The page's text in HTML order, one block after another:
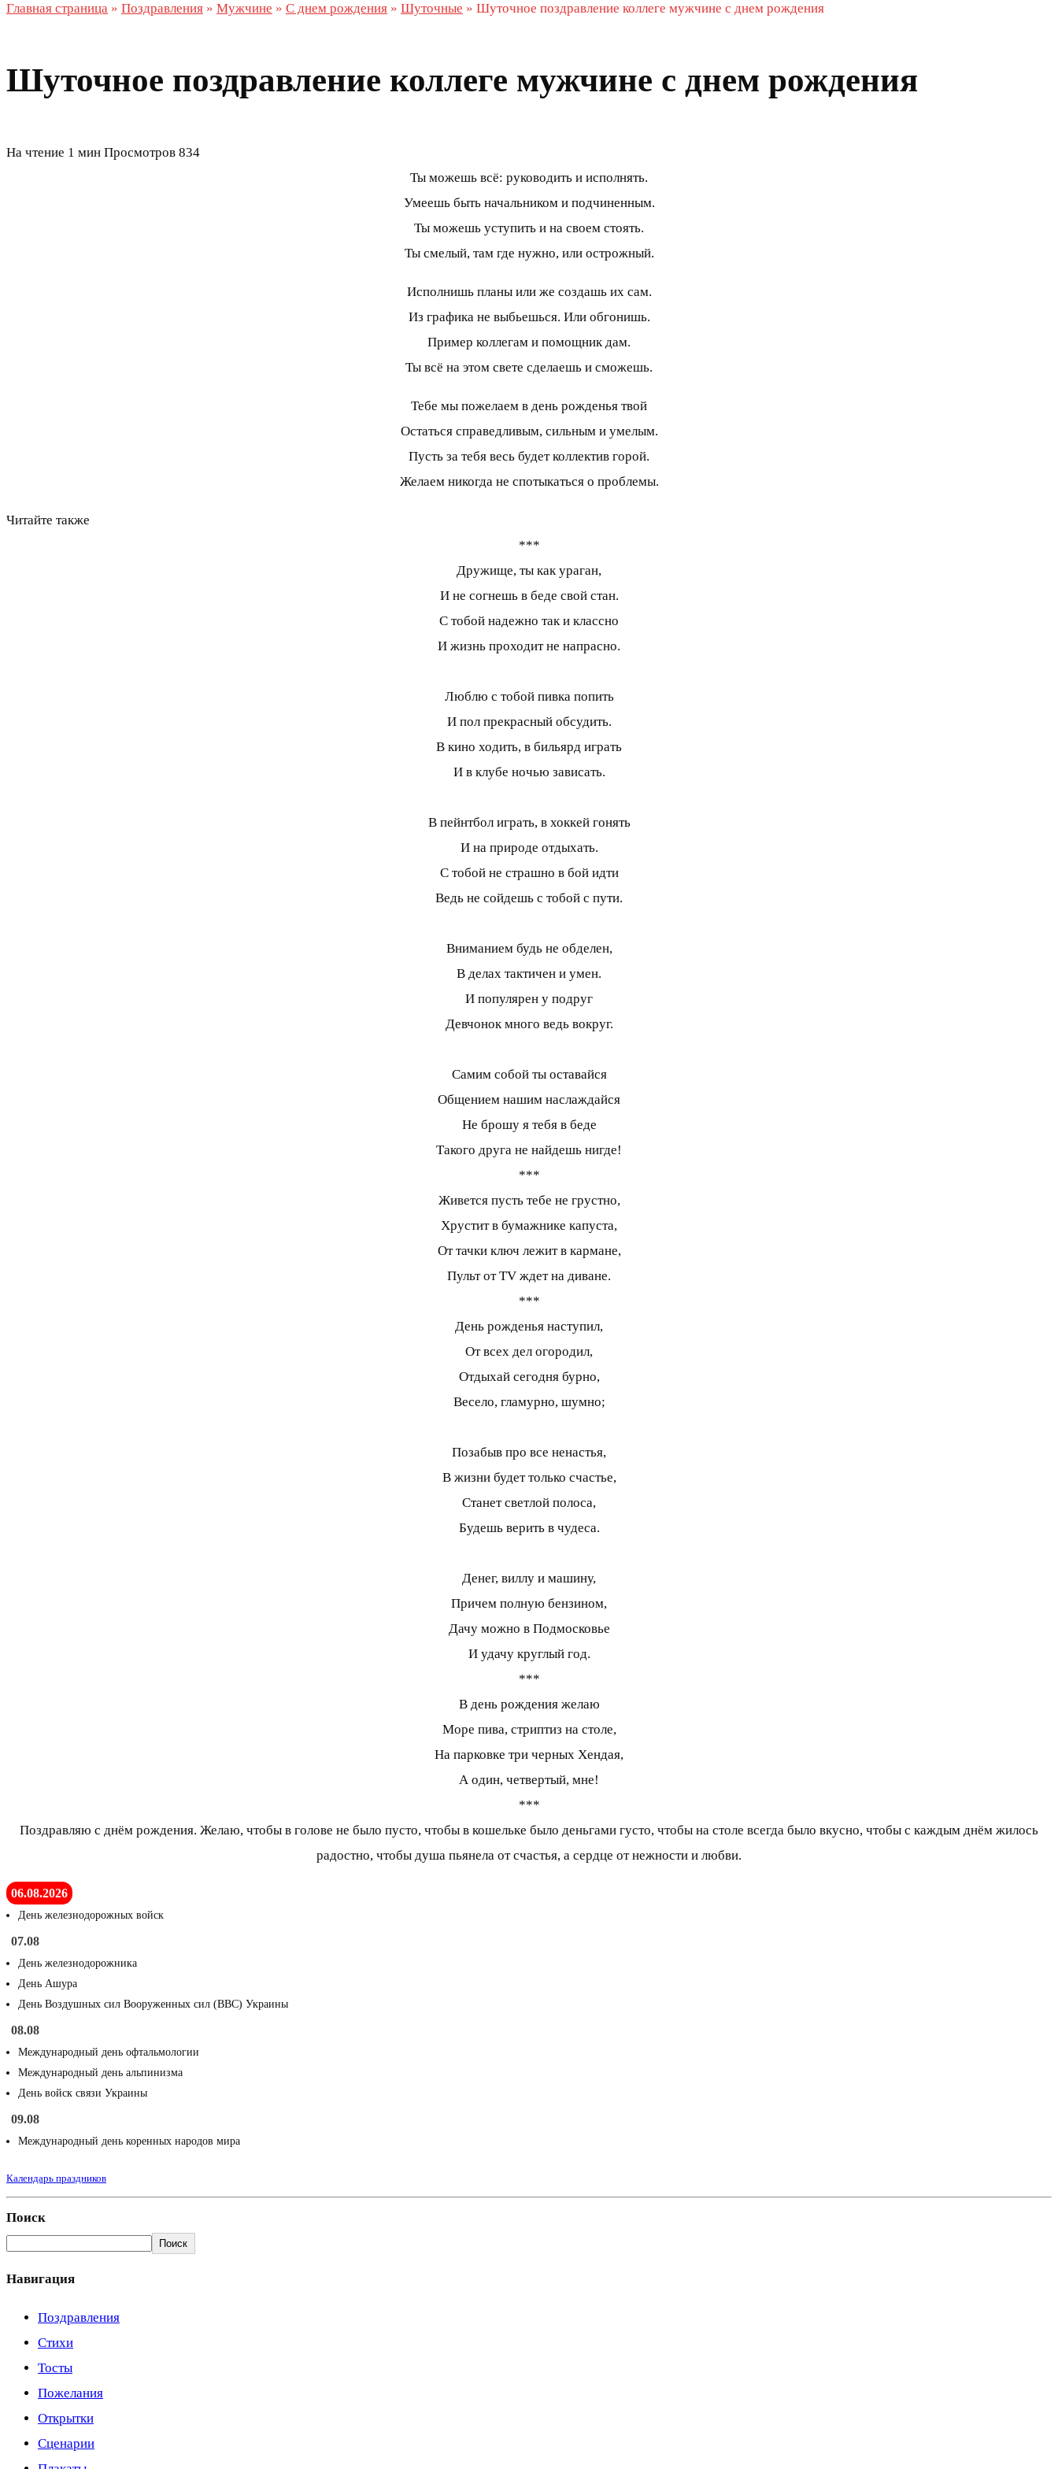
Главная страница » Поздравления » Мужчине » С днем рождения » Шуточные » Шуточное поздравление коллеге мужчине с днем рождения
Шуточное поздравление коллеге мужчине с днем рождения
На чтение 1 мин Просмотров 834
Ты можешь всё: руководить и исполнять.
Умеешь быть начальником и подчиненным.
Ты можешь уступить и на своем стоять.
Ты смелый, там где нужно, или острожный.
Исполнишь планы или же создашь их сам.
Из графика не выбьешься. Или обгонишь.
Пример коллегам и помощник дам.
Ты всё на этом свете сделаешь и сможешь.
Тебе мы пожелаем в день рожденья твой
Остаться справедливым, сильным и умелым.
Пусть за тебя весь будет коллектив горой.
Желаем никогда не спотыкаться о проблемы.
Читайте также
***
Дружище, ты как ураган,
И не согнешь в беде свой стан.
С тобой надежно так и классно
И жизнь проходит не напрасно.
Люблю с тобой пивка попить
И пол прекрасный обсудить.
В кино ходить, в бильярд играть
И в клубе ночью зависать.
В пейнтбол играть, в хоккей гонять
И на природе отдыхать.
С тобой не страшно в бой идти
Ведь не сойдешь с тобой с пути.
Вниманием будь не обделен,
В делах тактичен и умен.
И популярен у подруг
Девчонок много ведь вокруг.
Самим собой ты оставайся
Общением нашим наслаждайся
Не брошу я тебя в беде
Такого друга не найдешь нигде!
***
Живется пусть тебе не грустно,
Хрустит в бумажнике капуста,
От тачки ключ лежит в кармане,
Пульт от TV ждет на диване.
***
День рожденья наступил,
От всех дел огородил,
Отдыхай сегодня бурно,
Весело, гламурно, шумно;
Позабыв про все ненастья,
В жизни будет только счастье,
Станет светлой полоса,
Будешь верить в чудеса.
Денег, виллу и машину,
Причем полную бензином,
Дачу можно в Подмосковье
И удачу круглый год.
***
В день рождения желаю
Море пива, стриптиз на столе,
На парковке три черных Хендая,
А один, четвертый, мне!
***
Поздравляю с днём рождения. Желаю, чтобы в голове не было пусто, чтобы в кошельке было деньгами густо, чтобы на столе всегда было вкусно, чтобы с каждым днём жилось
радостно, чтобы душа пьянела от счастья, а сердце от нежности и любви.
06.08.2026
День железнодорожных войск
07.08
День железнодорожника
День Ашура
День Воздушных сил Вооруженных сил (ВВС) Украины
08.08
Международный день офтальмологии
Международный день альпинизма
День войск связи Украины
09.08
Международный день коренных народов мира
Календарь праздников
Поиск
Поиск
Навигация
Поздравления
Стихи
Тосты
Пожелания
Открытки
Сценарии